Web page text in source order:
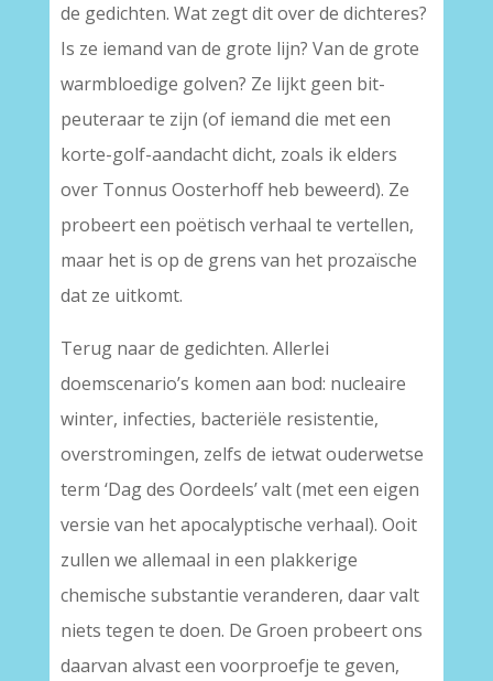
de gedichten. Wat zegt dit over de dichteres?
Is ze iemand van de grote lijn? Van de grote
warmbloedige golven? Ze lijkt geen bit-
peuteraar te zijn (of iemand die met een
korte-golf-aandacht dicht, zoals ik elders
over Tonnus Oosterhoff heb beweerd). Ze
probeert een poëtisch verhaal te vertellen,
maar het is op de grens van het prozaïsche
dat ze uitkomt.
Terug naar de gedichten. Allerlei
doemscenario’s komen aan bod: nucleaire
winter, infecties, bacteriële resistentie,
overstromingen, zelfs de ietwat ouderwetse
term ‘Dag des Oordeels’ valt (met een eigen
versie van het apocalyptische verhaal). Ooit
zullen we allemaal in een plakkerige
chemische substantie veranderen, daar valt
niets tegen te doen. De Groen probeert ons
daarvan alvast een voorproefje te geven,